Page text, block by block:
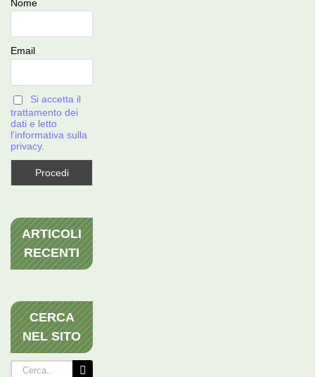
Nome
Email
Si accetta il
trattamento dei
dati e letto
l'informativa sulla
privacy.
ARTICOLI
RECENTI
CERCA
NEL SITO
Cerca